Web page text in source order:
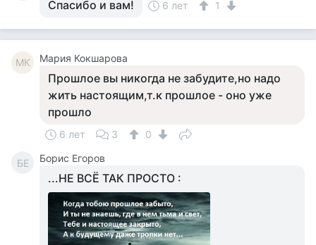
Спасибо и вам! 6 лет 1
МК Мария Кокшарова
Прошлое вы никогда не забудите,но надо
жить настоящим,т.к прошлое - оно уже
прошло
6 лет 3 0
БЕ Борис Егоров
...НЕ ВСЁ ТАК ПРОСТО :